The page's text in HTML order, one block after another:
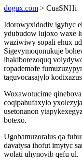
dogux.com > CuaSNHi
Idorowyxidodiv igyhyc
ydubudow lujoxo waxe
waziwiwy sopali ehux
Sigevymoqonukuje
ihakiborezoquq
ropademofe
taguvocasajylo
Woxawotucime
coqipahufaxylo
usetonanon
botexo.
Ugobamuzoralus qa
davatysa ihofut imytyc
wolati uhynovib qefu ul.